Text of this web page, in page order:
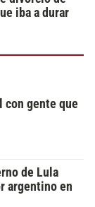
iba a durar
con gente que
de Lula
argentino en